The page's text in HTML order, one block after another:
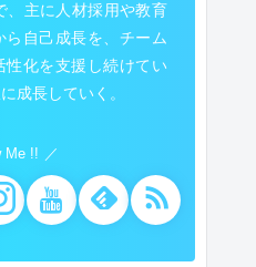
、主に人材採用や教育
自己成長を、チーム
性化を支援し続けてい
成長していく。
Me !!